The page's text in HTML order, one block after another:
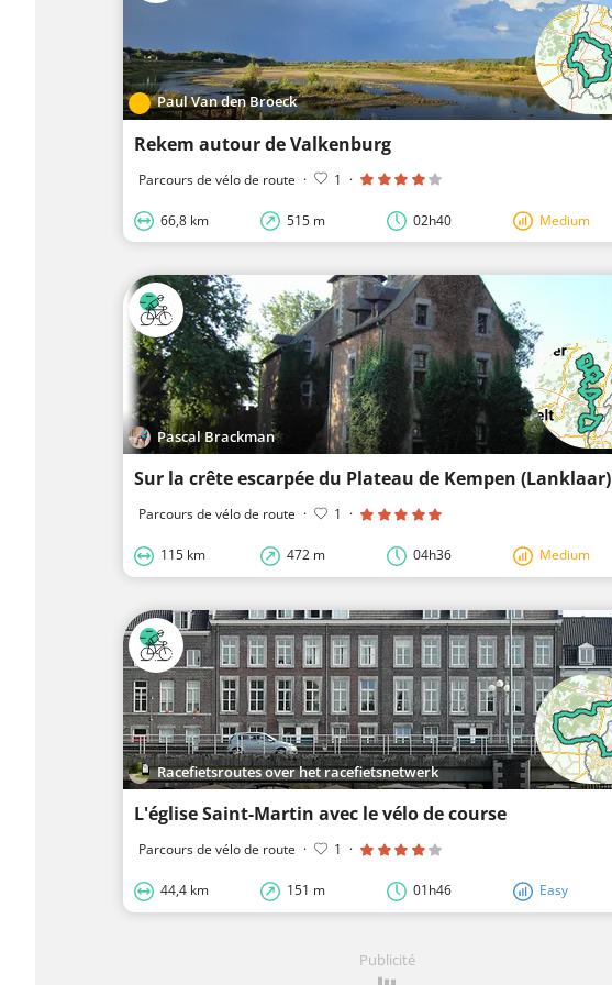
Paul Van den Broeck
Rekem autour de Valkenburg
Parcours de vélo de route · 1 ·
66,8 km 515 m 02h40 Medium
Pascal Brackman
Sur la crête escarpée du Plateau de Kempen (Lanklaar)
Parcours de vélo de route · 1 ·
115 km 472 m 04h36 Medium
Racefietsroutes over het racefietsnetwerk
L'église Saint-Martin avec le vélo de course
Parcours de vélo de route · 1 ·
44,4 km 151 m 01h46 Easy
Publicité